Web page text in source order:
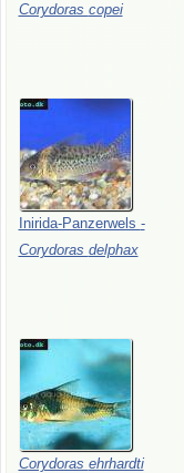
Corydoras copei
Inirida-Panzerwels -
Corydoras delphax
Corydoras ehrhardti